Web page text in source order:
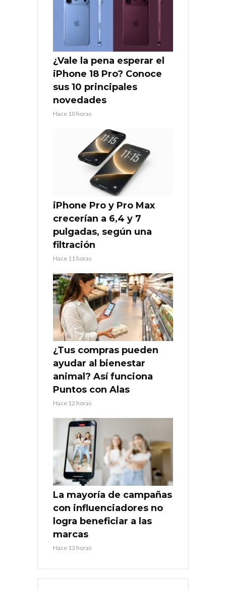
¿Vale la pena esperar el
iPhone 18 Pro? Conoce
sus 10 principales
novedades
Hace 10 horas
iPhone Pro y Pro Max
crecerían a 6,4 y 7
pulgadas, según una
filtración
Hace 11 horas
¿Tus compras pueden
ayudar al bienestar
animal? Así funciona
Puntos con Alas
Hace 12 horas
La mayoría de campañas
con influenciadores no
logra beneficiar a las
marcas
Hace 13 horas